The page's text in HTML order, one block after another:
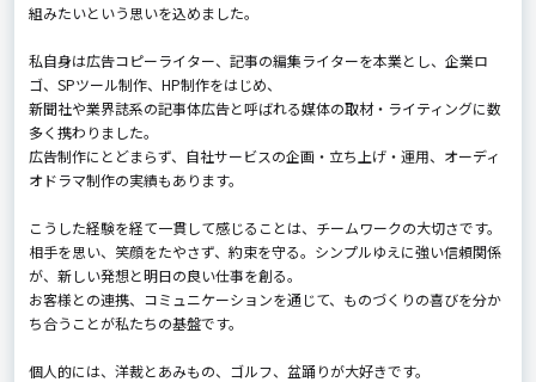
組みたいという思いを込めました。
私自身は広告コピーライター、記事の編集ライターを本業とし、企業ロ
ゴ、SPツール制作、HP制作をはじめ、
新聞社や業界誌系の記事体広告と呼ばれる媒体の取材・ライティングに数
多く携わりました。
広告制作にとどまらず、自社サービスの企画・立ち上げ・運用、オーディ
オドラマ制作の実績もあります。
こうした経験を経て一貫して感じることは、チームワークの大切さです。
相手を思い、笑顔をたやさず、約束を守る。シンプルゆえに強い信頼関係
が、新しい発想と明日の良い仕事を創る――。
お客様との連携、コミュニケーションを通じて、ものづくりの喜びを分か
ち合うことが私たちの基盤です。
個人的には、洋裁とあみもの、ゴルフ、盆踊りが大好きです。